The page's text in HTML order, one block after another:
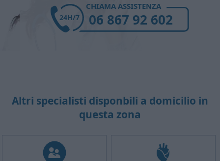
CHIAMA ASSISTENZA
06 867 92 602
24H/7
Altri specialisti disponbili a domicilio in
questa zona